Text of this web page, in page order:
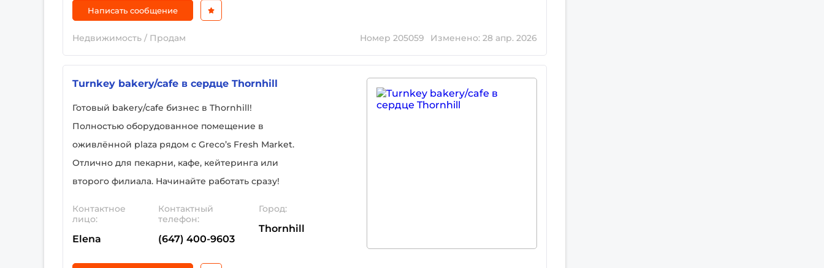
Написать сообщение
Недвижимость / Продам Номер 205059 Изменено: 28 апр. 2026
Turnkey bakery/cafe в сердце Thornhill
Готовый bakery/cafe бизнес в Thornhill!
Полностью оборудованное помещение в
оживлённой plaza рядом с Greco’s Fresh Market.
Отлично для пекарни, кафе, кейтеринга или
второго филиала. Начинайте работать сразу!
Контактное
лицо:
Elena
Контактный
телефон:
(647) 400-9603
Город:
Thornhill